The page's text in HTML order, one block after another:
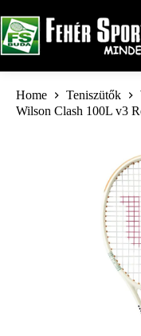
to
content
Home Teniszütők
Wilson Clash 100L v3